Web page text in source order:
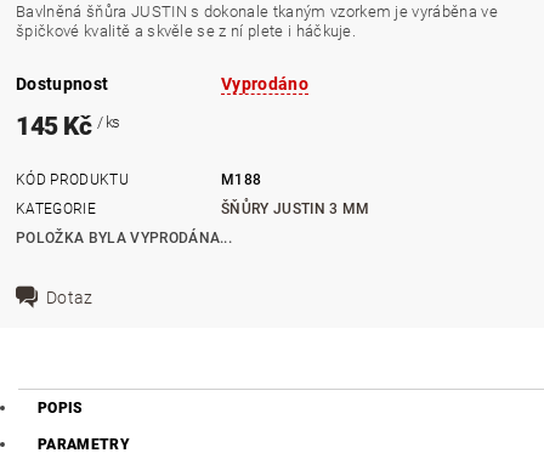
Bavlněná šňůra JUSTIN s dokonale tkaným vzorkem je vyráběna ve
špičkové kvalitě a skvěle se z ní plete i háčkuje.
Dostupnost Vyprodáno
145 Kč / ks
KÓD PRODUKTU
M188
KATEGORIE
ŠŇŮRY JUSTIN 3 MM
POLOŽKA BYLA VYPRODÁNA...
Dotaz
POPIS
PARAMETRY